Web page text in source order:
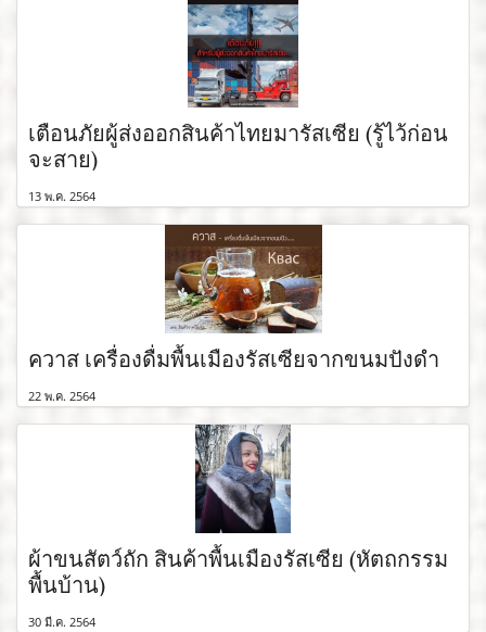
เตือนภัยผู้ส่งออกสินค้าไทยมารัสเซีย (รู้ไว้ก่อน
จะสาย)
13 พ.ค. 2564
ควาส เครื่องดื่มพื้นเมืองรัสเซียจากขนมปังดำ
22 พ.ค. 2564
ผ้าขนสัตว์ถัก สินค้าพื้นเมืองรัสเซีย (หัตถกรรม
พื้นบ้าน)
30 มี.ค. 2564